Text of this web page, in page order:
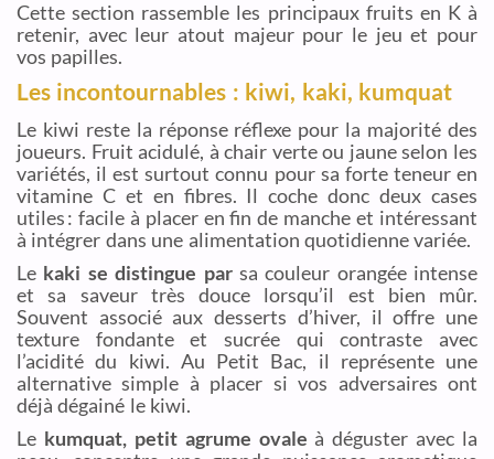
Cette section rassemble les principaux fruits en K à
retenir, avec leur atout majeur pour le jeu et pour
vos papilles.
Les incontournables : kiwi, kaki, kumquat
Le kiwi reste la réponse réflexe pour la majorité des
joueurs. Fruit acidulé, à chair verte ou jaune selon les
variétés, il est surtout connu pour sa forte teneur en
vitamine C et en fibres. Il coche donc deux cases
utiles : facile à placer en fin de manche et intéressant
à intégrer dans une alimentation quotidienne variée.
Le kaki se distingue parsa couleur orangée intense
et sa saveur très douce lorsqu’il est bien mûr.
Souvent associé aux desserts d’hiver, il offre une
texture fondante et sucrée qui contraste avec
l’acidité du kiwi. Au Petit Bac, il représente une
alternative simple à placer si vos adversaires ont
déjà dégainé le kiwi.
Le kumquat, petit agrume ovale à déguster avec la